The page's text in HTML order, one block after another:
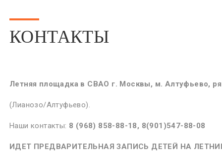
КОНТАКТЫ
Летняя площадка в СВАО г. Москвы, м. Алтуфьево,
(Лианозо/Алтуфьево).
Наши контакты: 8 (968) 858-88-18, 8(901)547-88-08
ИДЕТ ПРЕДВАРИТЕЛЬНАЯ ЗАПИСЬ ДЕТЕЙ НА